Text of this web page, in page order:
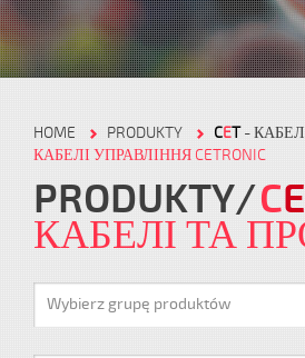
HOME PRODUKTY CET-
КАБЕЛІ УПРАВЛІННЯ CETRONIC
PRODUKTY CE
КАБЕЛІ ТА
Wybierz grupę produktów